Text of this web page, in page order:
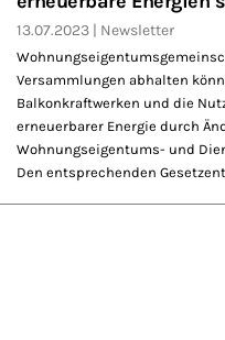
13.07.2023 Newsletter
Versammlungen abhalten
Balkonkraftwerken und die
erneuerbarer Energie durch
Wohnungseigentums- und
Den entsprechenden